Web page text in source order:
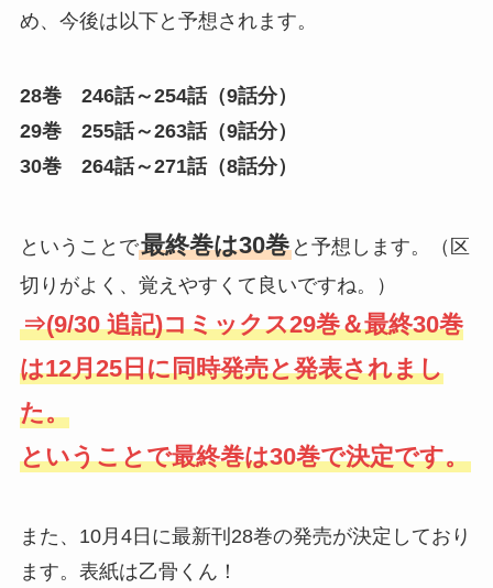
め、今後は以下と予想されます。
28巻 246話～254話（9話分）
29巻 255話～263話（9話分）
30巻 264話～271話（8話分）
ということで最終巻は30巻と予想します。（区
切りがよく、覚えやすくて良いですね。）
⇒(9/30 追記)コミックス29巻＆最終30巻
は12月25日に同時発売と発表されまし
た。
ということで最終巻は30巻で決定です。
また、10月4日に最新刊28巻の発売が決定しており
ます。表紙は乙骨くん！